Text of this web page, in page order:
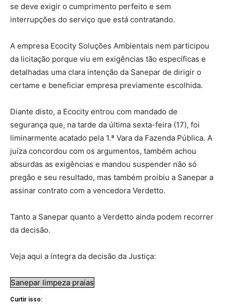
se deve exigir o cumprimento perfeito e sem
interrupções do serviço que está contratando.
A empresa Ecocity Soluções Ambientais nem participou
da licitação porque viu em exigências tão específicas e
detalhadas uma clara intenção da Sanepar de dirigir o
certame e beneficiar empresa previamente escolhida.
Diante disto, a Ecocity entrou com mandado de
segurança que, na tarde da última sexta-feira (17), foi
liminarmente acatado pela 1.ª Vara da Fazenda Pública. A
juíza concordou com os argumentos, também achou
absurdas as exigências e mandou suspender não só
pregão e seu resultado, mas também proibiu a Sanepar a
assinar contrato com a vencedora Verdetto.
Tanto a Sanepar quanto a Verdetto ainda podem recorrer
da decisão.
Veja aqui a íntegra da decisão da Justiça:
Sanepar limpeza praias
Curtir isso: